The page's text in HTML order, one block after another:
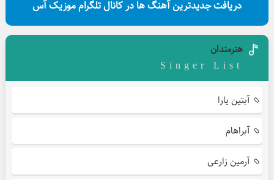
دریافت جدیدترین آهنگ ها در کانال تلگرام موزیک آس
هنرمندان
Singer List
آبتین یارا
آبراهام
آرمین زارعی